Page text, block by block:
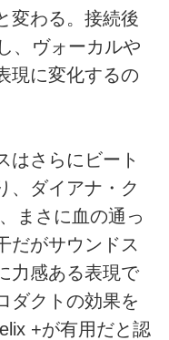
変わる。接続後
、ヴォーカルや
現に変化するの
さらにビート
、ダイアナ・ク
まさに血の通っ
だがサウンドス
力感ある表現で
ダクトの効果を
+が有用だと認